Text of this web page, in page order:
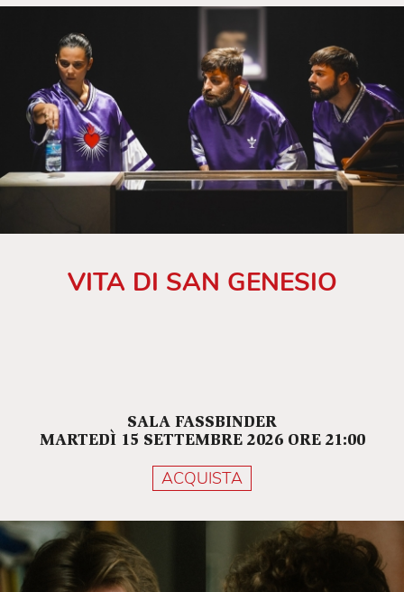
VITA DI SAN GENESIO
SALA FASSBINDER
MARTEDÌ 15 SETTEMBRE 2026 ORE 21:00
ACQUISTA